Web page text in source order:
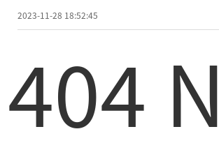
2023-11-28 18:52:45
404